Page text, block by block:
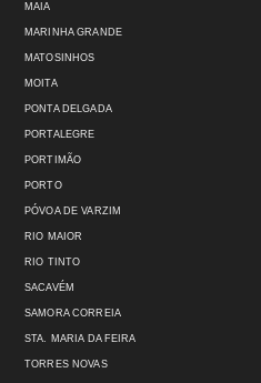
MAIA
MARINHA GRANDE
MATOSINHOS
MOITA
PONTA DELGADA
PORTALEGRE
PORTIMÃO
PORTO
PÓVOA DE VARZIM
RIO MAIOR
RIO TINTO
SACAVÉM
SAMORA CORREIA
STA. MARIA DA FEIRA
TORRES NOVAS